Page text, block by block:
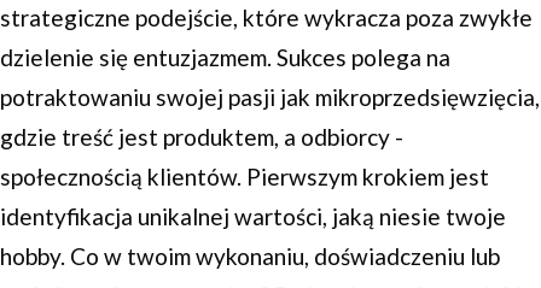
strategiczne podejście, które wykracza poza zwykłe
dzielenie się entuzjazmem. Sukces polega na
potraktowaniu swojej pasji jak mikroprzedsięwzięcia,
gdzie treść jest produktem, a odbiorcy -
społecznością klientów. Pierwszym krokiem jest
identyfikacja unikalnej wartości, jaką niesie twoje
hobby. Co w twoim wykonaniu, doświadczeniu lub